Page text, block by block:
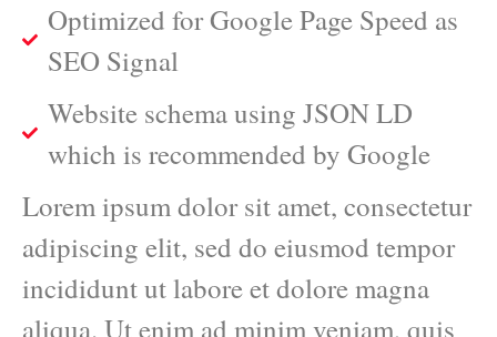
Optimized for Google Page Speed as
SEO Signal
Website schema using JSON LD
which is recommended by Google
Lorem ipsum dolor sit amet, consectetur
adipiscing elit, sed do eiusmod tempor
incididunt ut labore et dolore magna
aliqua. Ut enim ad minim veniam, quis